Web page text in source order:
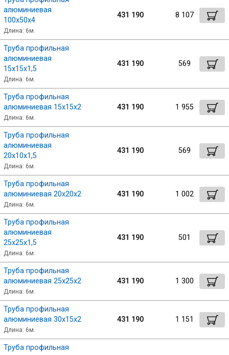
алюминиевая
100х50х4
Длина: 6м.
431 190 8 107
Труба профильная
алюминиевая
15х15х1,5
Длина: 6м.
431 190 569
Труба профильная
алюминиевая 15х15х2
Длина: 6м.
431 190 1 955
Труба профильная
алюминиевая
20х10х1,5
Длина: 6м.
431 190 569
Труба профильная
алюминиевая 20х20х2
Длина: 6м.
431 190 1 002
Труба профильная
алюминиевая
25х25х1,5
Длина: 6м.
431 190 501
Труба профильная
алюминиевая 25х25х2
Длина: 6м.
431 190 1 300
Труба профильная
алюминиевая 30х15х2
Длина: 6м.
431 190 1 151
Труба профильная